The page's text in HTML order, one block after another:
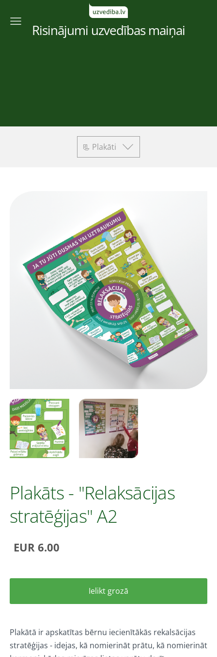
Risinājumi uzvedības maiņai
📃 Plakāti
Plakāts - "Relaksācijas
stratēģijas" A2
EUR 6.00
Ielikt grozā
Plakātā ir apskatītas bērnu iecienītākās rekalsācijas
stratēģijas - idejas, kā nomierināt prātu, kā nomierināt